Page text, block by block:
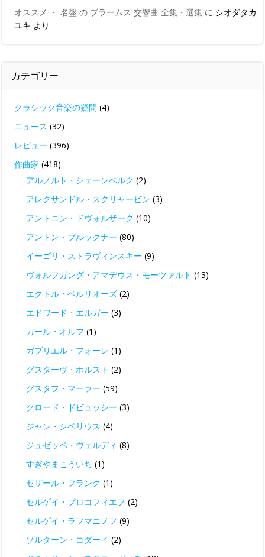
オススメ ・ 名盤 の ブラームス 交響曲 全集・選集 に シオダタカ
ユキ より
カテゴリー
クラシック音楽の疑問 (4)
ニュース (32)
レビュー (396)
作曲家 (418)
アルノルト・シェーンベルク (2)
アレクサンドル・スクリャービン (3)
アントニン・ドヴォルザーク (10)
アントン・ブルックナー (80)
イーゴリ・ストラヴィンスキー (9)
ヴォルフガング・アマデウス・モーツァルト (13)
エクトル・ベルリオーズ (2)
エドワード・エルガー (3)
カール・オルフ (1)
ガブリエル・フォーレ (1)
グスターヴ・ホルスト (2)
グスタフ・マーラー (59)
クロード・ドビュッシー (3)
ジャン・シベリウス (4)
ジュゼッペ・ヴェルディ (8)
すぎやまこういち (1)
セザール・フランク (1)
セルゲイ・プロコフィエフ (2)
セルゲイ・ラフマニノフ (9)
ゾルターン・コダーイ (2)